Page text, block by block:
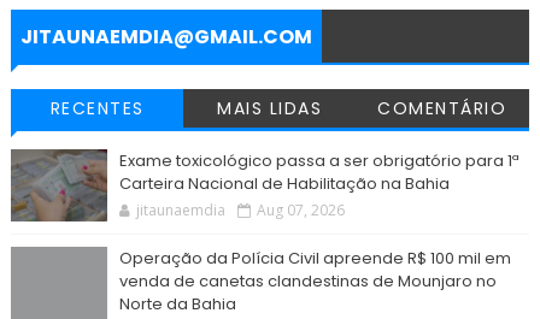
k
p
m
e
r
JITAUNAEMDIA@GMAIL.COM
RECENTES MAIS LIDAS COMENTÁRIO
Exame toxicológico passa a ser obrigatório para 1ª
Carteira Nacional de Habilitação na Bahia
jitaunaemdia Aug 07, 2026
Operação da Polícia Civil apreende R$ 100 mil em
venda de canetas clandestinas de Mounjaro no
Norte da Bahia